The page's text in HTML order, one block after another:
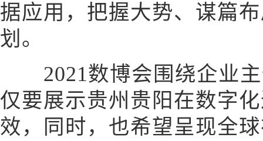
据应用，把握大势、谋篇
划。
2021数博会围绕企业主
仅要展示贵州贵阳在数字
效，同时，也希望呈现全